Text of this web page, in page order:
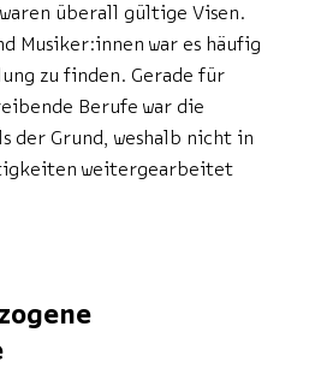
überall gültige Visen.
Musiker:innen war es häufig
zu finden. Gerade für
Berufe war die
der Grund, weshalb nicht in
weitergearbeitet